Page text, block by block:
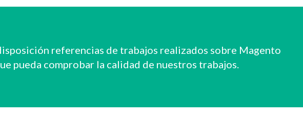
referencias de trabajos realizados sobre Magento
pueda comprobar la calidad de nuestros trabajos.